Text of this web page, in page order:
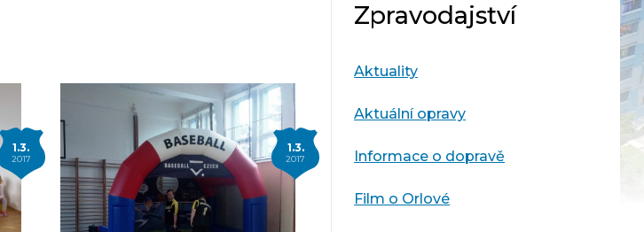
1.3.
2017
1.3.
2017
Zpravodajství
Aktuality
Aktuální opravy
Informace o dopravě
Film o Orlové